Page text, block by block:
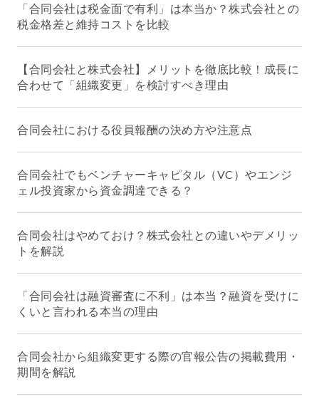
「合同会社は税金面で有利」は本当か？株式会社との
税金格差と維持コストを比較
【合同会社と株式会社】メリットを徹底比較！成長に
合わせて「組織変更」を検討すべき理由
合同会社における役員報酬の決め方や注意点
合同会社でもベンチャーキャピタル（VC）やエンジ
ェル投資家から資金調達できる？
合同会社はやめておけ？株式会社との違いやデメリッ
トを解説
「合同会社は融資審査に不利」は本当？融資を受けに
くいと言われる本当の理由
合同会社から組織変更する際の官報公告の掲載費用・
期間を解説